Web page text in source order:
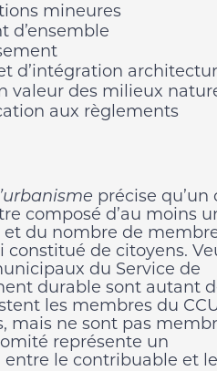
mineures
d’ensemble
d’intégration
valeur des milieux
aux règlements
précise qu’un
composé d’au moins
du nombre de
de citoyens.
du Service de
durable sont autant
les membres du
mais ne sont pas
représente un
le contribuable et le